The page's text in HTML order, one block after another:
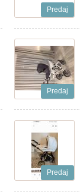
Predaj
Predaj
Predaj